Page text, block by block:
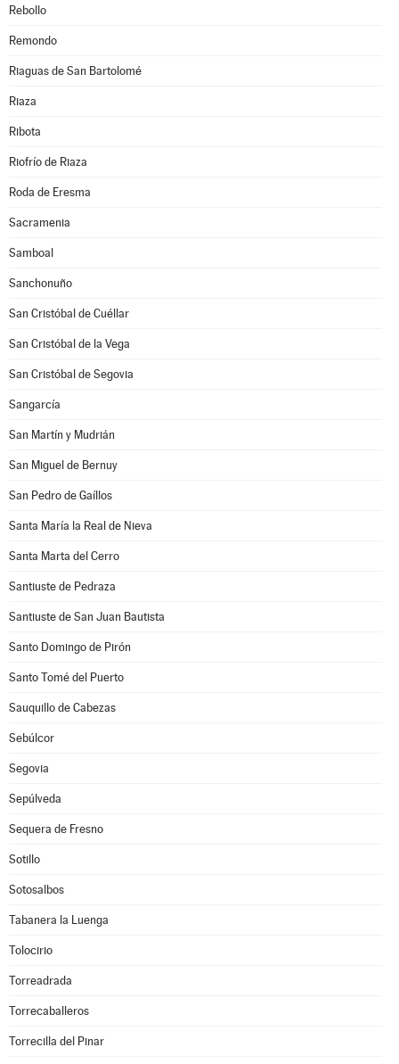
Rebollo
Remondo
Riaguas de San Bartolomé
Riaza
Ribota
Riofrío de Riaza
Roda de Eresma
Sacramenia
Samboal
Sanchonuño
San Cristóbal de Cuéllar
San Cristóbal de la Vega
San Cristóbal de Segovia
Sangarcía
San Martín y Mudrián
San Miguel de Bernuy
San Pedro de Gaíllos
Santa María la Real de Nieva
Santa Marta del Cerro
Santiuste de Pedraza
Santiuste de San Juan Bautista
Santo Domingo de Pirón
Santo Tomé del Puerto
Sauquillo de Cabezas
Sebúlcor
Segovia
Sepúlveda
Sequera de Fresno
Sotillo
Sotosalbos
Tabanera la Luenga
Tolocirio
Torreadrada
Torrecaballeros
Torrecilla del Pinar